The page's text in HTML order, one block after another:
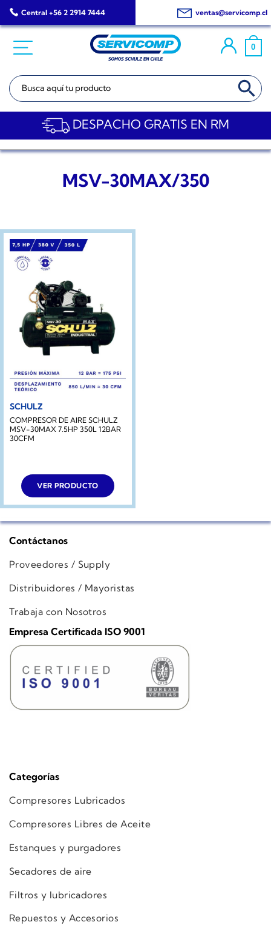
Saltar
al
Central +56 2 2914 7444 ventas@servicomp.cl
0
Buscar: BOTÓN DE
DESPACHO GRATIS EN RM
MSV-30MAX/350
SCHULZ
COMPRESOR DE AIRE SCHULZ
MSV-30MAX 7.5HP 350L 12BAR
30CFM
VER PRODUCTO
Categorías
Compresores Lubricados
Compresores Libres de Aceite
Estanques y purgadores
Secadores de aire
Filtros y lubricadores
Repuestos y Accesorios
Contáctanos
Proveedores / Supply
Distribuidores / Mayoristas
Trabaja con Nosotros
Empresa Certificada ISO 9001